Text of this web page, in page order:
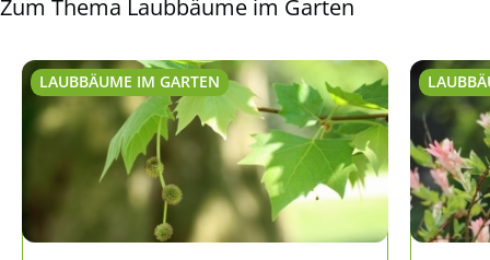
Zum Thema Laubbäume im Garten
LAUBBÄUME IM GARTEN